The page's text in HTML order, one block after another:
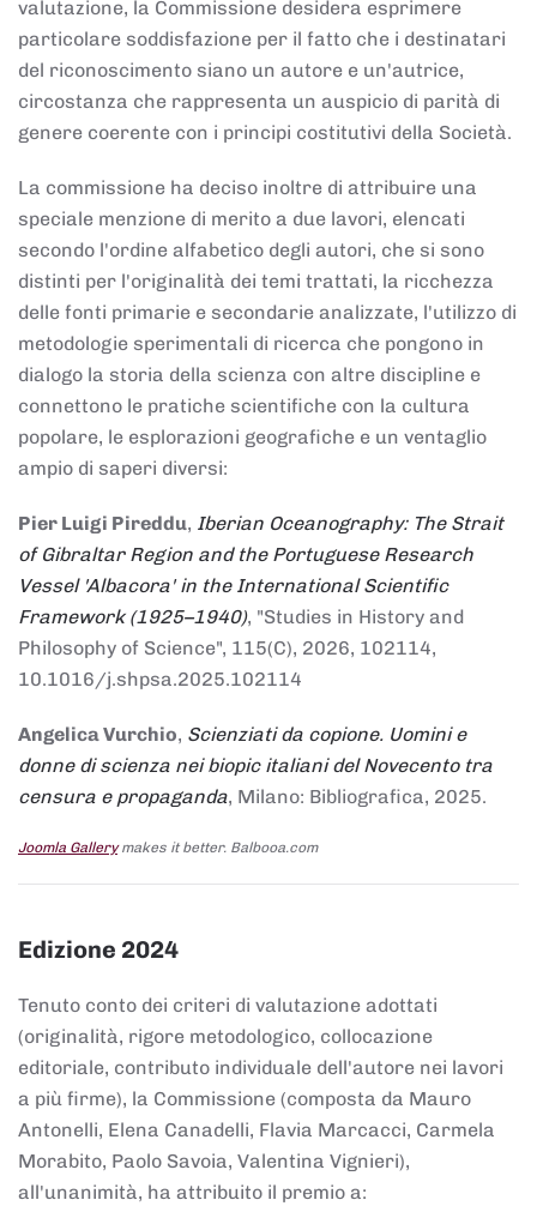
valutazione, la Commissione desidera esprimere
particolare soddisfazione per il fatto che i destinatari
del riconoscimento siano un autore e un'autrice,
circostanza che rappresenta un auspicio di parità di
genere coerente con i principi costitutivi della Società.
La commissione ha deciso inoltre di attribuire una
speciale menzione di merito a due lavori, elencati
secondo l'ordine alfabetico degli autori, che si sono
distinti per l'originalità dei temi trattati, la ricchezza
delle fonti primarie e secondarie analizzate, l'utilizzo di
metodologie sperimentali di ricerca che pongono in
dialogo la storia della scienza con altre discipline e
connettono le pratiche scientifiche con la cultura
popolare, le esplorazioni geografiche e un ventaglio
ampio di saperi diversi:
Pier Luigi Pireddu, Iberian Oceanography: The Strait
of Gibraltar Region and the Portuguese Research
Vessel 'Albacora' in the International Scientific
Framework (1925–1940), "Studies in History and
Philosophy of Science", 115(C), 2026, 102114,
10.1016/j.shpsa.2025.102114
Angelica Vurchio, Scienziati da copione. Uomini e
donne di scienza nei biopic italiani del Novecento tra
censura e propaganda, Milano: Bibliografica, 2025.
Joomla Gallerymakes it better. Balbooa.com
Edizione 2024
Tenuto conto dei criteri di valutazione adottati
(originalità, rigore metodologico, collocazione
editoriale, contributo individuale dell'autore nei lavori
a più firme), la Commissione (composta da Mauro
Antonelli, Elena Canadelli, Flavia Marcacci, Carmela
Morabito, Paolo Savoia, Valentina Vignieri),
all'unanimità, ha attribuito il premio a: